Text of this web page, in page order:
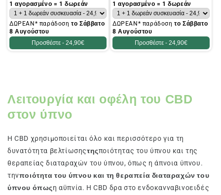
τιμή
1 αγορασμένο = 1 δωρεάν
ΔΩΡΕΑΝ* παράδοσητο Σάββατο
8 Αυγούστου
Προσθέστε - 24,90€
τιμή
1 αγορασμένο = 1 δωρεάν
ΔΩΡΕΑΝ* παράδοσητο Σάββατο
8 Αυγούστου
Προσθέστε - 24,90€
Λειτουργία και οφέλη του CBD
στον ύπνο
Η CBD χρησιμοποιείται όλο και περισσότερο για τη
δυνατότητα βελτίωσηςτηςποιότητας του ύπνου και της
θεραπείας διαταραχών του ύπνου, όπως η άπνοια ύπνου.
τηνποιότητα του ύπνου και τη θεραπεία διαταραχών του
ύπνου όπωςη αϋπνία. Η CBD δρα στο ενδοκανναβινοειδές